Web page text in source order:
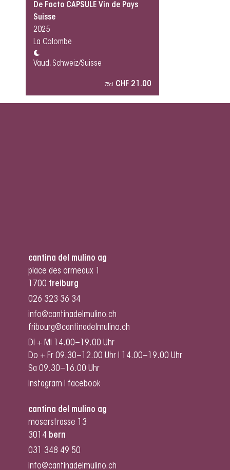
De Facto CAPSULE Vin de Pays
Suisse
2025
La Colombe
Vaud, Schweiz/Suisse
75cl CHF 21.00
cantina del mulino ag
place des ormeaux 1
1700 freiburg
026 323 36 34
info@cantinadelmulino.ch
fribourg@cantinadelmulino.ch
Di + Mi 14.00–19.00 Uhr
Do + Fr 09.30–12.00 Uhr I 14.00–19.00 Uhr
Sa 09.30–16.00 Uhr
instagram
facebook
cantina del mulino ag
moserstrasse 13
3014 bern
031 348 49 50
info@cantinadelmulino.ch